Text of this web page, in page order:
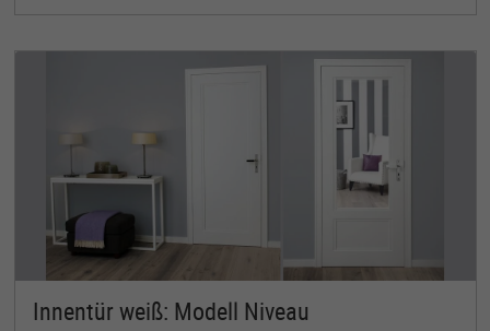
Innentür weiß: Modell Niveau